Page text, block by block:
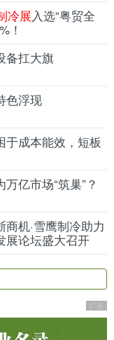
冷展入选“粤贸全
！
备扛大旗
色浮现
于成本能效，短板
亿市场“筑巢”？
机·雪鹰制冷助力
展论坛盛大召开
广告